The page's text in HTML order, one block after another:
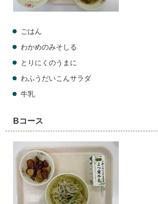
ごはん
わかめのみそしる
とりにくのうまに
わふうだいこんサラダ
牛乳
Bコース